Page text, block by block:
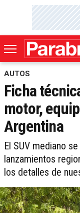
AUTOS
Ficha
motor,
Argentina
El SUV mediano
lanzamientos
los detalles de